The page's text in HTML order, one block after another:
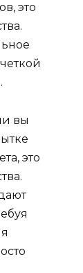
это
вы
это